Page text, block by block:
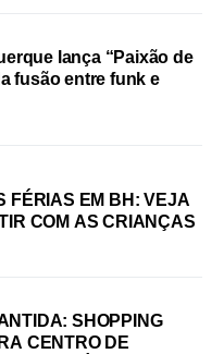
lança “Paixão de
fusão entre funk e
FÉRIAS EM BH: VEJA
COM AS CRIANÇAS
SHOPPING
CENTRO DE